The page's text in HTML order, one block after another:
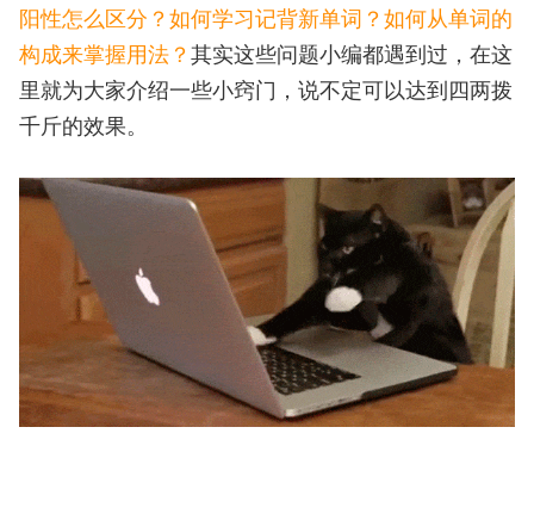
阳性怎么区分？如何学习记背新单词？如何从单词的
构成来掌握用法？其实这些问题小编都遇到过，在这
里就为大家介绍一些小窍门，说不定可以达到四两拨
千斤的效果。